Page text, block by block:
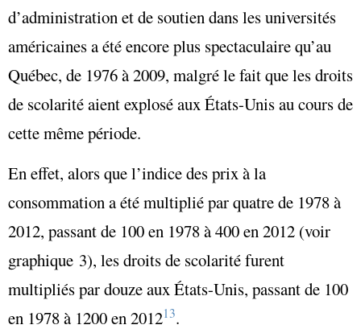
d’administration et de soutien dans les universités
américaines a été encore plus spectaculaire qu’au
Québec, de 1976 à 2009, malgré le fait que les droits
de scolarité aient explosé aux États-Unis au cours de
cette même période.
En effet, alors que l’indice des prix à la
consommation a été multiplié par quatre de 1978 à
2012, passant de 100 en 1978 à 400 en 2012 (voir
graphique 3), les droits de scolarité furent
multipliés par douze aux États-Unis, passant de 100
en 1978 à 1200 en 201213.